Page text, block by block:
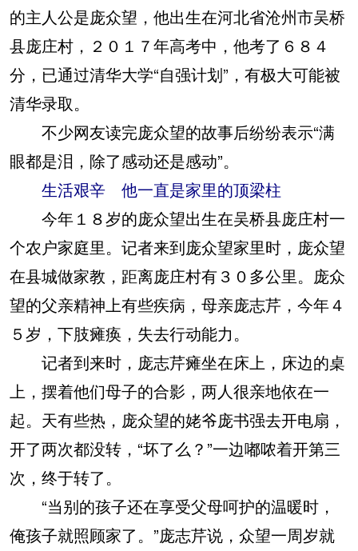
的主人公是庞众望，他出生在河北省沧州市吴桥
县庞庄村，２０１７年高考中，他考了６８４
分，已通过清华大学“自强计划”，有极大可能被
清华录取。
不少网友读完庞众望的故事后纷纷表示“满
眼都是泪，除了感动还是感动”。
生活艰辛 他一直是家里的顶梁柱
今年１８岁的庞众望出生在吴桥县庞庄村一
个农户家庭里。记者来到庞众望家里时，庞众望
在县城做家教，距离庞庄村有３０多公里。庞众
望的父亲精神上有些疾病，母亲庞志芹，今年４
５岁，下肢瘫痪，失去行动能力。
记者到来时，庞志芹瘫坐在床上，床边的桌
上，摆着他们母子的合影，两人很亲地依在一
起。天有些热，庞众望的姥爷庞书强去开电扇，
开了两次都没转，“坏了么？”一边嘟哝着开第三
次，终于转了。
“当别的孩子还在享受父母呵护的温暖时，
俺孩子就照顾家了。”庞志芹说，众望一周岁就